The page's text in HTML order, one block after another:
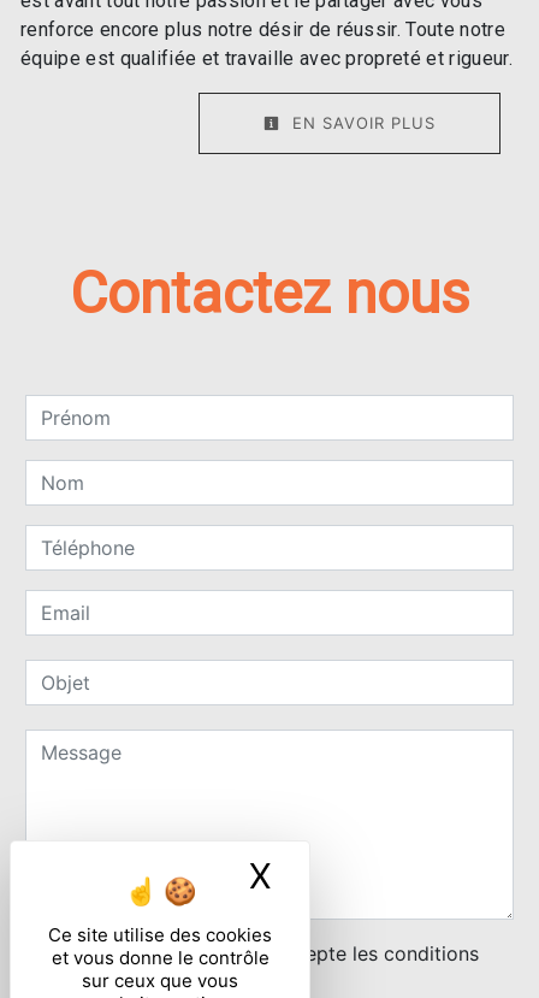
Ce site utilise des cookies
et vous donne le contrôle
sur ceux que vous
X
renforce encore plus notre désir de réussir. Toute notre
équipe est qualifiée et travaille avec propreté et rigueur.
EN SAVOIR PLUS
Contactez nous
En cochant cette case, j'accepte les conditions
particulières ci-dessous **